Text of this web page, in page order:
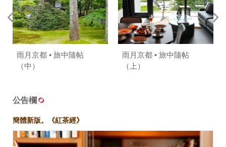
雨月京都 • 旅中隨帖
（中）
雨月京都 • 旅中隨帖
（上）
公告欄
簡體新版。《紅茶經》